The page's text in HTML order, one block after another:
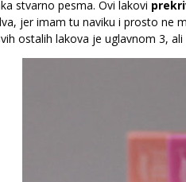
stvarno pesma. Ovi lakovi
jer imam tu naviku i prosto ne
ostalih lakova je uglavnom 3,